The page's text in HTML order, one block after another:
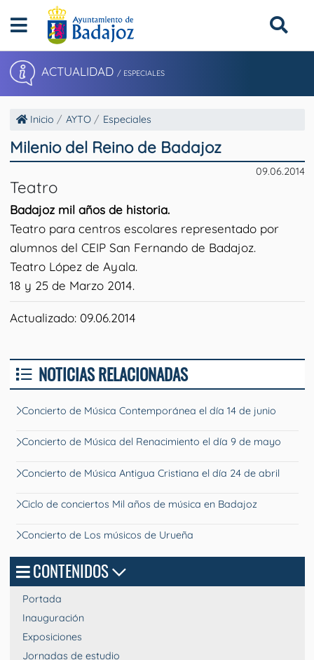
ACTUALIDAD / ESPECIALES
Inicio AYTO Especiales
Milenio del Reino de Badajoz
09.06.2014
Teatro
Badajoz mil años de historia.
Teatro para centros escolares representado por
alumnos del CEIP San Fernando de Badajoz.
Teatro López de Ayala.
18 y 25 de Marzo 2014.
Actualizado: 09.06.2014
NOTICIAS RELACIONADAS
Concierto de Música Contemporánea el día 14 de junio
Concierto de Música del Renacimiento el día 9 de mayo
Concierto de Música Antigua Cristiana el día 24 de abril
Ciclo de conciertos Mil años de música en Badajoz
Concierto de Los músicos de Urueña
CONTENIDOS
Portada
Inauguración
Exposiciones
Jornadas de estudio